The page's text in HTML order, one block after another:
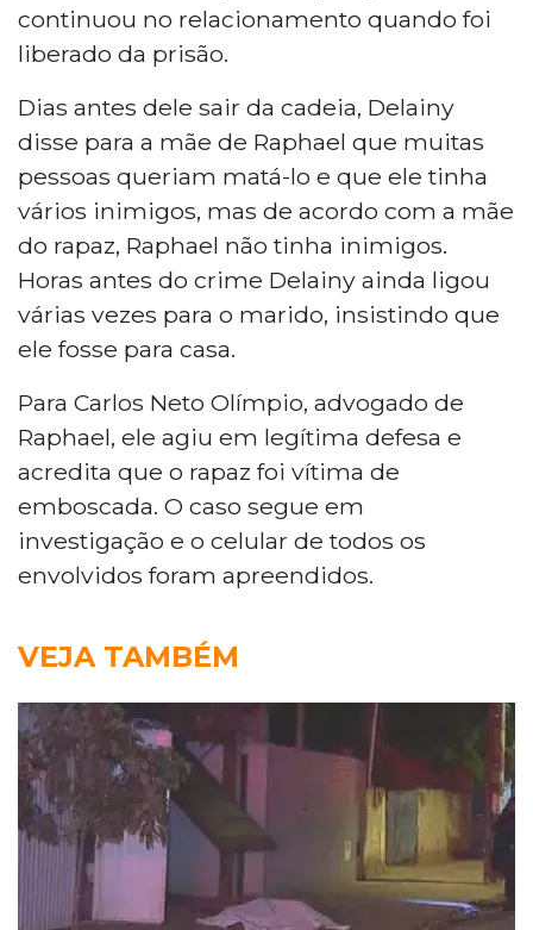
continuou no relacionamento quando foi
liberado da prisão.
Dias antes dele sair da cadeia, Delainy
disse para a mãe de Raphael que muitas
pessoas queriam matá-lo e que ele tinha
vários inimigos, mas de acordo com a mãe
do rapaz, Raphael não tinha inimigos.
Horas antes do crime Delainy ainda ligou
várias vezes para o marido, insistindo que
ele fosse para casa.
Para Carlos Neto Olímpio, advogado de
Raphael, ele agiu em legítima defesa e
acredita que o rapaz foi vítima de
emboscada. O caso segue em
investigação e o celular de todos os
envolvidos foram apreendidos.
VEJA TAMBÉM